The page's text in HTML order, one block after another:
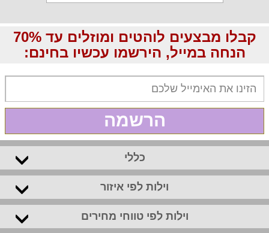
קבלו מבצעים לוהטים ומוזלים עד 70%
הנחה במייל, הירשמו עכשיו בחינם:
הרשמה
כללי
וילות לפי איזור
וילות לפי טווחי מחירים